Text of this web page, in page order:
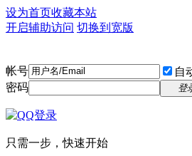
设为首页收藏本站
开启辅助访问 切换到宽版
帐号 自
密码
登
只需一步，快速开始